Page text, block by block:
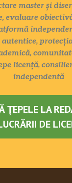
master și
evaluare
autentice,
licență,
independentă
ȚEPELE LA
DE